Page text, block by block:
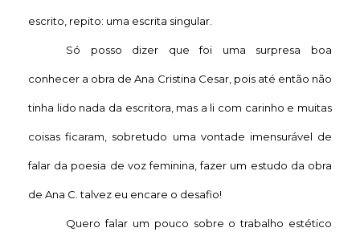
escrito, repito: uma escrita singular.
Só posso dizer que foi uma surpresa boa
conhecer a obra de Ana Cristina Cesar, pois até então não
tinha lido nada da escritora, mas a li com carinho e muitas
coisas ficaram, sobretudo uma vontade imensurável de
falar da poesia de voz feminina, fazer um estudo da obra
de Ana C. talvez eu encare o desafio!
Quero falar um pouco sobre o trabalho estético